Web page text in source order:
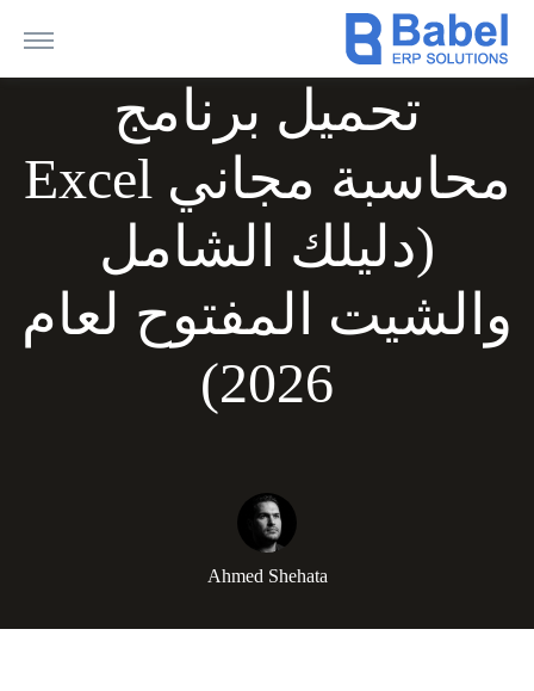
تحميل برنامج
محاسبة مجاني Excel
(دليلك الشامل
والشيت المفتوح لعام
2026)
Ahmed Shehata